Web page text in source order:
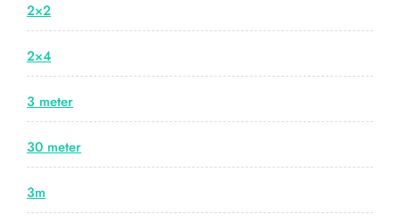
2×2
2×4
3 meter
30 meter
3m